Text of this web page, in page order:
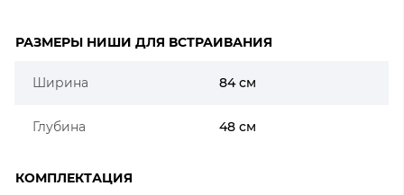
РАЗМЕРЫ НИШИ ДЛЯ ВСТРАИВАНИЯ
Ширина 84 см
Глубина 48 см
КОМПЛЕКТАЦИЯ